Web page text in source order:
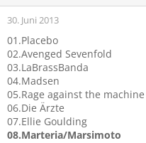
30. Juni 2013
01.Placebo
02.Avenged Sevenfold
03.LaBrassBanda
04.Madsen
05.Rage against the machine
06.Die Ärzte
07.Ellie Goulding
08.Marteria/Marsimoto